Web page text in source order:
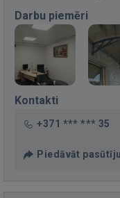
Darbu piemēri
Kontakti
+371 *** *** 35
Piedāvāt